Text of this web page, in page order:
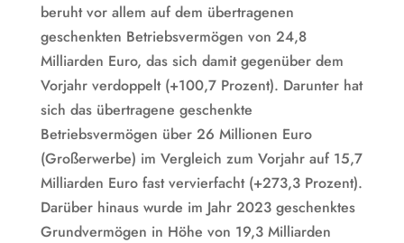
beruht vor allem auf dem übertragenen
geschenkten Betriebsvermögen von 24,8
Milliarden Euro, das sich damit gegenüber dem
Vorjahr verdoppelt (+100,7 Prozent). Darunter hat
sich das übertragene geschenkte
Betriebsvermögen über 26 Millionen Euro
(Großerwerbe) im Vergleich zum Vorjahr auf 15,7
Milliarden Euro fast vervierfacht (+273,3 Prozent).
Darüber hinaus wurde im Jahr 2023 geschenktes
Grundvermögen in Höhe von 19,3 Milliarden